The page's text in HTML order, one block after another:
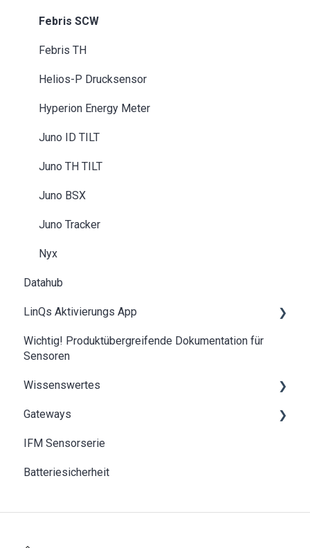
Febris SCW
Febris TH
Helios-P Drucksensor
Hyperion Energy Meter
Juno ID TILT
Juno TH TILT
Juno BSX
Juno Tracker
Nyx
Datahub
LinQs Aktivierungs App
LinQs Dokumente Übersicht
Wichtig! Produktübergreifende Dokumentation für
Sensoren
Wissenswertes
Grundlagen des IoT und LPWAN
Gateways
SentiGate indoor Gateway
SentiGate Outdoor Gateway
IFM Sensorserie
Batteriesicherheit